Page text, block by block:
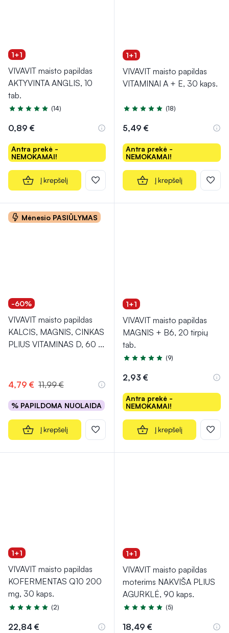
1+1
VIVAVIT maisto papildas
AKTYVINTA ANGLIS, 10
tab.
Įvertinimas 5.0 iš 5
(14)
0,89 €
Antra prekė -
NEMOKAMAI!
Į krepšelį
1+1
VIVAVIT maisto papildas
VITAMINAI A + E, 30 kaps.
Įvertinimas 4.9 iš 5
(18)
5,49 €
Antra prekė -
NEMOKAMAI!
Į krepšelį
Mėnesio PASIŪLYMAS
-60%
VIVAVIT maisto papildas
KALCIS, MAGNIS, CINKAS
PLIUS VITAMINAS D, 60 ...
4,79 € 11,99 €
% PAPILDOMA NUOLAIDA
Į krepšelį
1+1
VIVAVIT maisto papildas
MAGNIS + B6, 20 tirpių
tab.
Įvertinimas 4.9 iš 5
(9)
2,93 €
Antra prekė -
NEMOKAMAI!
Į krepšelį
1+1
VIVAVIT maisto papildas
KOFERMENTAS Q10 200
mg, 30 kaps.
Įvertinimas 5.0 iš 5
(2)
22,84 €
1+1
VIVAVIT maisto papildas
moterims NAKVIŠA PLIUS
AGURKLĖ, 90 kaps.
Įvertinimas 5.0 iš 5
(5)
18,49 €